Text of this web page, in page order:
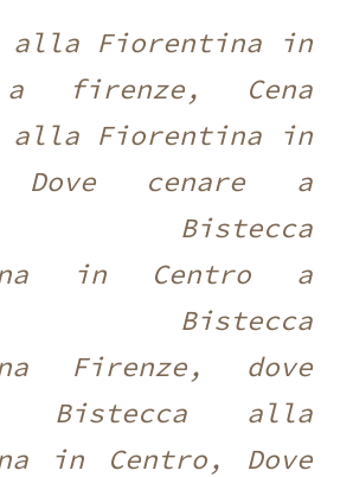
alla Fiorentina in
a firenze, Cena
alla Fiorentina in
Dove cenare a
Bistecca
in Centro a
Bistecca
Firenze, dove
Bistecca alla
in Centro, Dove